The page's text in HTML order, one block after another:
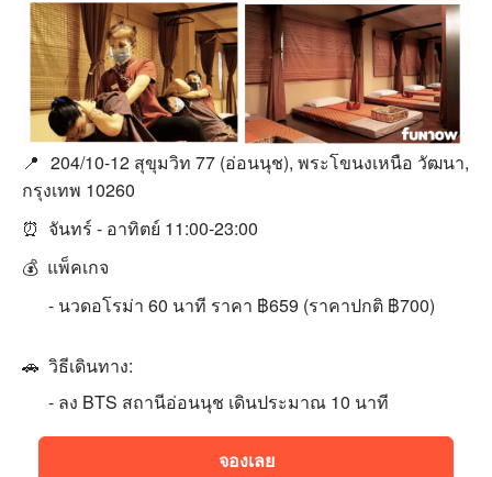
📍 204/10-12 สุขุมวิท 77 (อ่อนนุช), พระโขนงเหนือ วัฒนา,
กรุงเทพ 10260
⏰ จันทร์ - อาทิตย์ 11:00-23:00
💰 แพ็คเกจ
- นวดอโรม่า 60 นาที ราคา ฿659 (ราคาปกติ ฿700)
🚗 วิธีเดินทาง:
- ลง BTS สถานีอ่อนนุช เดินประมาณ 10 นาที
จองเลย